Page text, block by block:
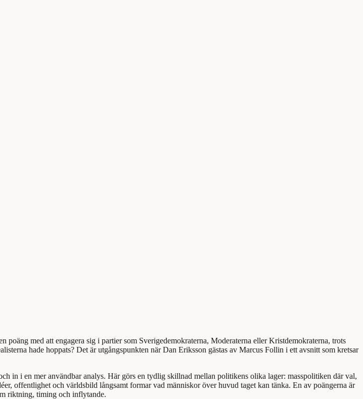
med att engagera sig i partier som Sverigedemokraterna, Moderaterna eller Kristdemokraterna, trots
hade hoppats? Det är utgångspunkten när Dan Eriksson gästas av Marcus Follin i ett avsnitt som kretsar
in i en mer användbar analys. Här görs en tydlig skillnad mellan politikens olika lager: masspolitiken där val,
offentlighet och världsbild långsamt formar vad människor över huvud taget kan tänka. En av poängerna är
riktning, timing och inflytande.